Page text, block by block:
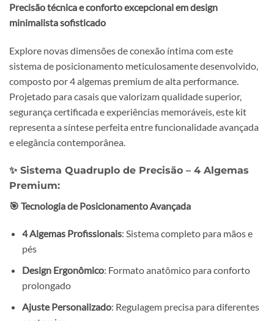
Precisão técnica e conforto excepcional em design
minimalista sofisticado
Explore novas dimensões de conexão íntima com este
sistema de posicionamento meticulosamente desenvolvido,
composto por 4 algemas premium de alta performance.
Projetado para casais que valorizam qualidade superior,
segurança certificada e experiências memoráveis, este kit
representa a síntese perfeita entre funcionalidade avançada
e elegância contemporânea.
✨ Sistema Quadruplo de Precisão – 4 Algemas
Premium:
🎯 Tecnologia de Posicionamento Avançada
4 Algemas Profissionais: Sistema completo para mãos e
pés
Design Ergonômico: Formato anatômico para conforto
prolongado
Ajuste Personalizado: Regulagem precisa para diferentes